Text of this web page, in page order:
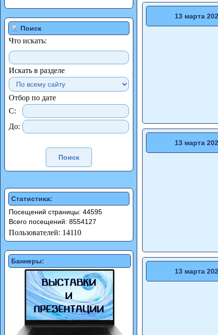
Поиск
Что искать:
Искать в разделе
Отбор по дате
С:
До:
Статистика:
Посещений страницы: 44595
Всего посещений: 8554127
Пользователей: 14110
Баннеры:
13 марта
13 марта
13 марта